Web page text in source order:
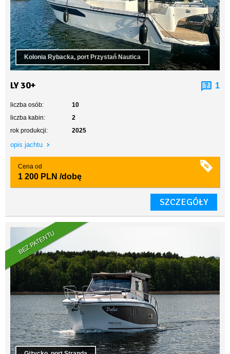
Kolonia Rybacka, port Przystań Nautica
LY 30+ 1
liczba osób:
10
liczba kabin:
2
rok produkcji:
2025
opis jachtu
Cena od
1 200 PLN /dobę
SZCZEGÓŁY
BEZ PATENTU